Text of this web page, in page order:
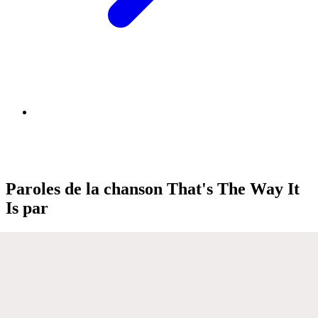
Paroles de la chanson That's The Way It
Is par